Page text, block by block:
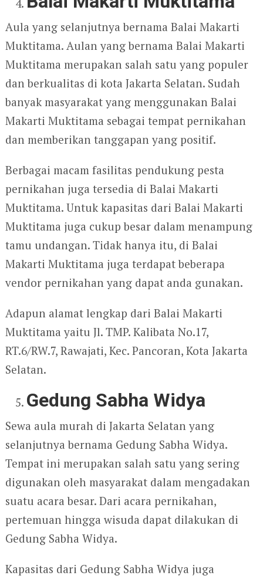
Aula yang selanjutnya bernama Balai Makarti
Muktitama. Aulan yang bernama Balai Makarti
Muktitama merupakan salah satu yang populer
dan berkualitas di kota Jakarta Selatan. Sudah
banyak masyarakat yang menggunakan Balai
Makarti Muktitama sebagai tempat pernikahan
dan memberikan tanggapan yang positif.
Berbagai macam fasilitas pendukung pesta
pernikahan juga tersedia di Balai Makarti
Muktitama. Untuk kapasitas dari Balai Makarti
Muktitama juga cukup besar dalam menampung
tamu undangan. Tidak hanya itu, di Balai
Makarti Muktitama juga terdapat beberapa
vendor pernikahan yang dapat anda gunakan.
Adapun alamat lengkap dari Balai Makarti
Muktitama yaitu Jl. TMP. Kalibata No.17,
RT.6/RW.7, Rawajati, Kec. Pancoran, Kota Jakarta
Selatan.
Gedung Sabha Widya
Sewa aula murah di Jakarta Selatan yang
selanjutnya bernama Gedung Sabha Widya.
Tempat ini merupakan salah satu yang sering
digunakan oleh masyarakat dalam mengadakan
suatu acara besar. Dari acara pernikahan,
pertemuan hingga wisuda dapat dilakukan di
Gedung Sabha Widya.
Kapasitas dari Gedung Sabha Widya juga